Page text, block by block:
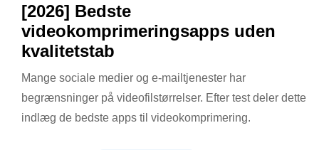
[2026] Bedste
videokomprimeringsapps uden
kvalitetstab
Mange sociale medier og e-mailtjenester har
begrænsninger på videofilstørrelser. Efter test deler dette
indlæg de bedste apps til videokomprimering.